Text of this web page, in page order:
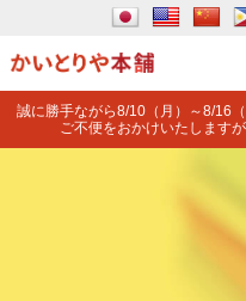
誠に勝手ながら8/10（月）～8/16
ご不便をおかけいたします